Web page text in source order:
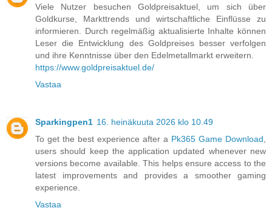
Viele Nutzer besuchen Goldpreisaktuel, um sich über
Goldkurse, Markttrends und wirtschaftliche Einflüsse zu
informieren. Durch regelmäßig aktualisierte Inhalte können
Leser die Entwicklung des Goldpreises besser verfolgen
und ihre Kenntnisse über den Edelmetallmarkt erweitern.
https://www.goldpreisaktuel.de/
Vastaa
Sparkingpen1 16. heinäkuuta 2026 klo 10.49
To get the best experience after a Pk365 Game Download
users should keep the application updated whenever new
versions become available. This helps ensure access to the
latest improvements and provides a smoother gaming
experience.
Vastaa